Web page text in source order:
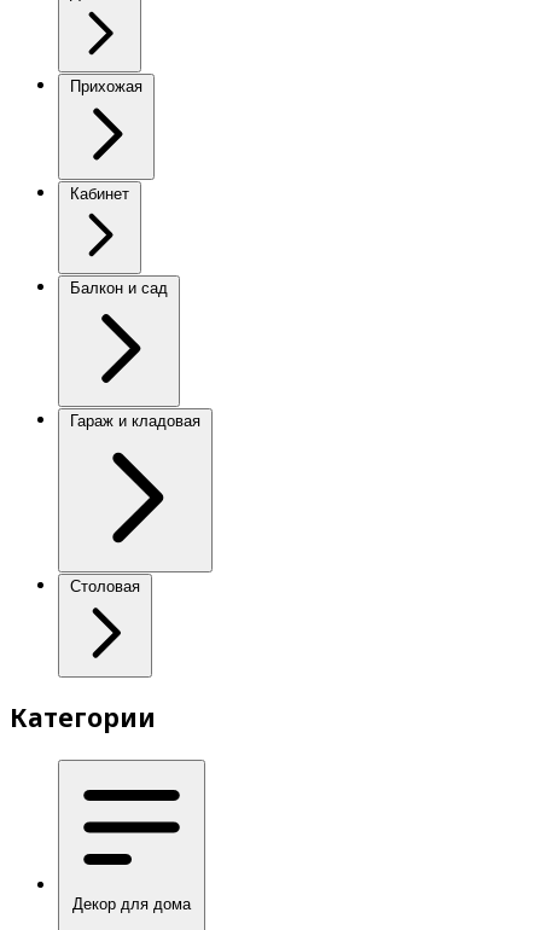
Прихожая
Кабинет
Балкон и сад
Гараж и кладовая
Столовая
Категории
Декор для дома